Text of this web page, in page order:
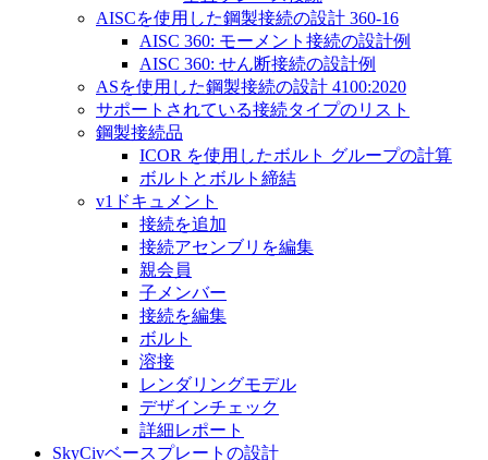
AISCを使用した鋼製接続の設計 360-16
AISC 360: モーメント接続の設計例
AISC 360: せん断接続の設計例
ASを使用した鋼製接続の設計 4100:2020
サポートされている接続タイプのリスト
鋼製接続品
ICOR を使用したボルト グループの計算
ボルトとボルト締結
v1ドキュメント
接続を追加
接続アセンブリを編集
親会員
子メンバー
接続を編集
ボルト
溶接
レンダリングモデル
デザインチェック
詳細レポート
SkyCivベースプレートの設計